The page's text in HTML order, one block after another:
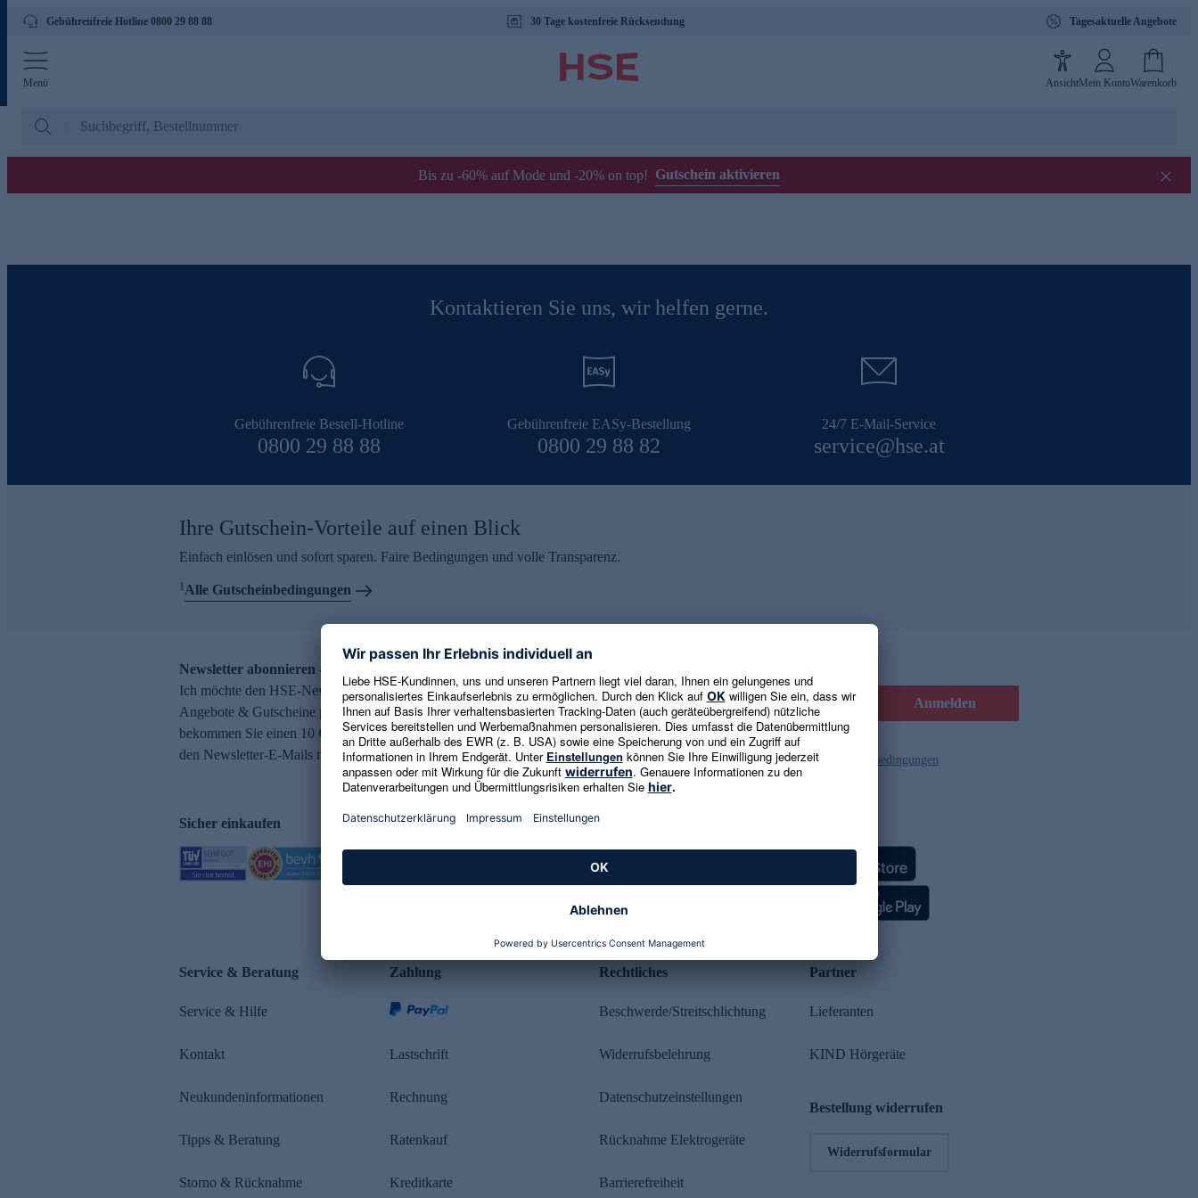
Gebührenfreie Hotline 0800 29 88 88 30 Tage kostenfreie Rücksendung Tagesaktuelle Angebote
Menü AnsichtMein KontoWarenkorb
Bis zu -60% auf Mode und -20% on top! Gutschein aktivieren
Kontaktieren Sie uns, wir helfen gerne.
Gebührenfreie Bestell-Hotline
0800 29 88 88
Gebührenfreie EASy-Bestellung
0800 29 88 82
24/7 E-Mail-Service
service@hse.at
Ihre Gutschein-Vorteile auf einen Blick
Einfach einlösen und sofort sparen. Faire Bedingungen und volle Transparenz.
1Alle Gutscheinbedingungen
Newsletter abonnieren – 10 € Gutschein erhalten
Ich möchte den HSE-Newsletter abonnieren und aktuelle Trends,
Angebote & Gutscheine per E-Mail erhalten. Als Dankeschön
bekommen Sie einen 10 € Gutschein. Eine Abmeldung ist jederzeit in
den Newsletter-E-Mails möglich.
E-Mail-Adresse eingeben Anmelden
Es gelten die Datenschutzrichtlinienund die Gutscheinbedingungen
Sicher einkaufen Kundenbewertung
Service & Beratung
Service & Hilfe
Kontakt
Neukundeninformationen
Tipps & Beratung
Storno & Rücknahme
Zahlung
Lastschrift
Rechnung
Ratenkauf
Kreditkarte
Rechtliches
Beschwerde/Streitschlichtung
Widerrufsbelehrung
Datenschutzeinstellungen
Rücknahme Elektrogeräte
Barrierefreiheit
Partner
Lieferanten
KIND Hörgeräte
Bestellung widerrufen
Widerrufsformular